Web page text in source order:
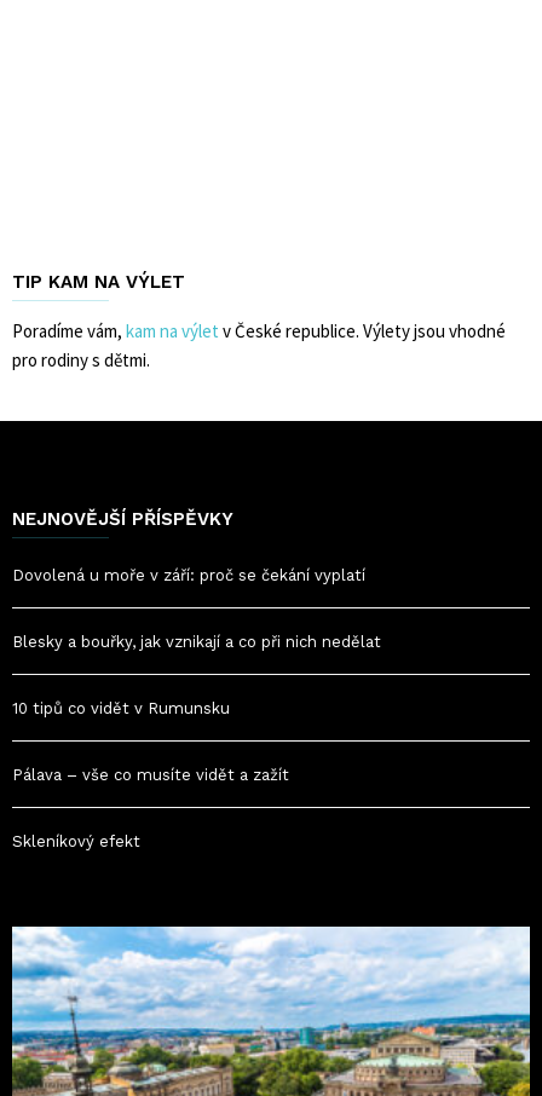
TIP KAM NA VÝLET
Poradíme vám, kam na výlet v České republice. Výlety jsou vhodné
pro rodiny s dětmi.
NEJNOVĚJŠÍ PŘÍSPĚVKY
Dovolená u moře v září: proč se čekání vyplatí
Blesky a bouřky, jak vznikají a co při nich nedělat
10 tipů co vidět v Rumunsku
Pálava – vše co musíte vidět a zažít
Skleníkový efekt